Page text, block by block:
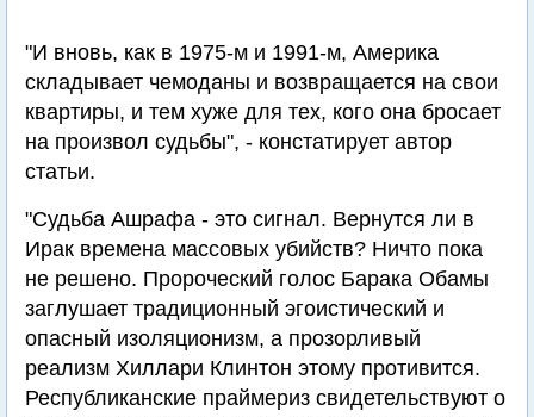
"И вновь, как в 1975-м и 1991-м, Америка
складывает чемоданы и возвращается на свои
квартиры, и тем хуже для тех, кого она бросает
на произвол судьбы", - констатирует автор
статьи.
"Судьба Ашрафа - это сигнал. Вернутся ли в
Ирак времена массовых убийств? Ничто пока
не решено. Пророческий голос Барака Обамы
заглушает традиционный эгоистический и
опасный изоляционизм, а прозорливый
реализм Хиллари Клинтон этому противится.
Республиканские праймериз свидетельствуют о